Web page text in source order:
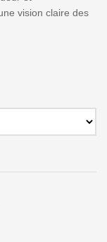
vision claire des